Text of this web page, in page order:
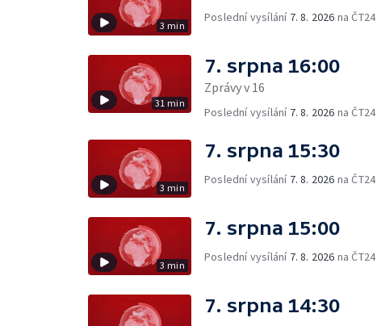
3 min
Poslední vysílání 7. 8. 2026 na ČT24
31 min
7. srpna 16:00
Zprávy v 16
Poslední vysílání 7. 8. 2026 na ČT24
3 min
7. srpna 15:30
Poslední vysílání 7. 8. 2026 na ČT24
3 min
7. srpna 15:00
Poslední vysílání 7. 8. 2026 na ČT24
7. srpna 14:30